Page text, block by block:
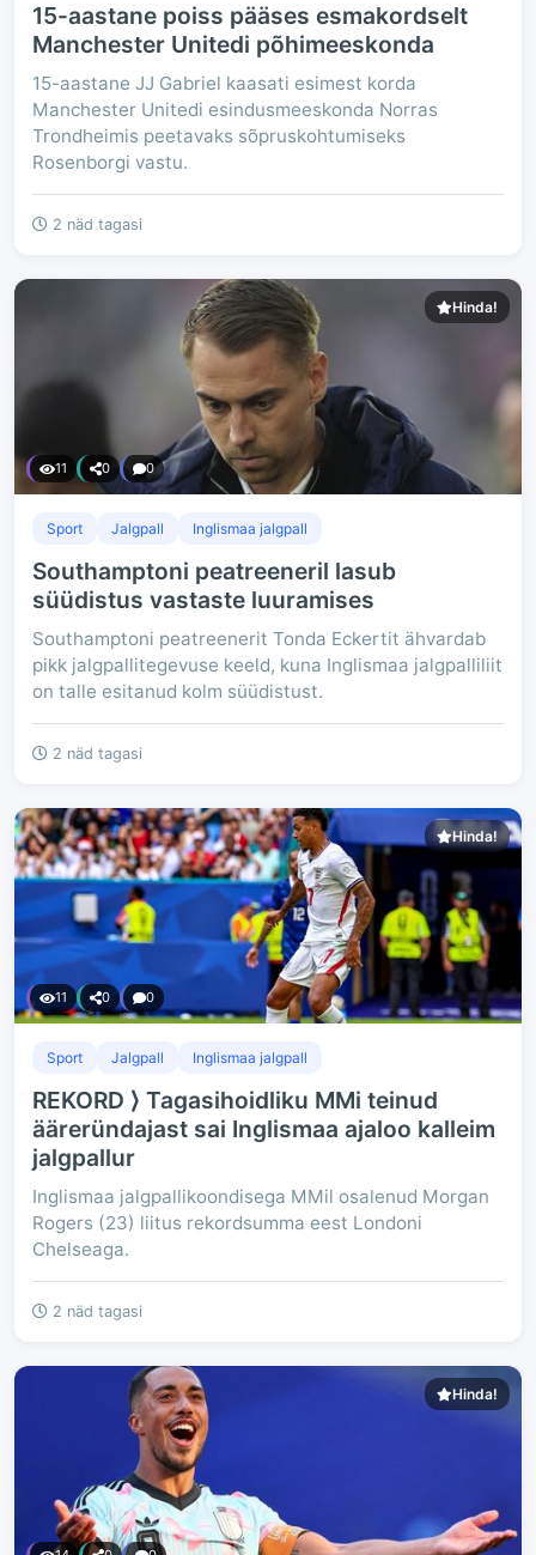
15-aastane poiss pääses esmakordselt
Manchester Unitedi põhimeeskonda
15-aastane JJ Gabriel kaasati esimest korda
Manchester Unitedi esindusmeeskonda Norras
Trondheimis peetavaks sõpruskohtumiseks
Rosenborgi vastu.
2 näd tagasi
Hinda!
11 0 0
Sport Jalgpall Inglismaa jalgpall
Southamptoni peatreeneril lasub
süüdistus vastaste luuramises
Southamptoni peatreenerit Tonda Eckertit ähvardab
pikk jalgpallitegevuse keeld, kuna Inglismaa jalgpalliliit
on talle esitanud kolm süüdistust.
2 näd tagasi
Hinda!
11 0 0
Sport Jalgpall Inglismaa jalgpall
REKORD ⟩ Tagasihoidliku MMi teinud
ääreründajast sai Inglismaa ajaloo kalleim
jalgpallur
Inglismaa jalgpallikoondisega MMil osalenud Morgan
Rogers (23) liitus rekordsumma eest Londoni
Chelseaga.
2 näd tagasi
Hinda!